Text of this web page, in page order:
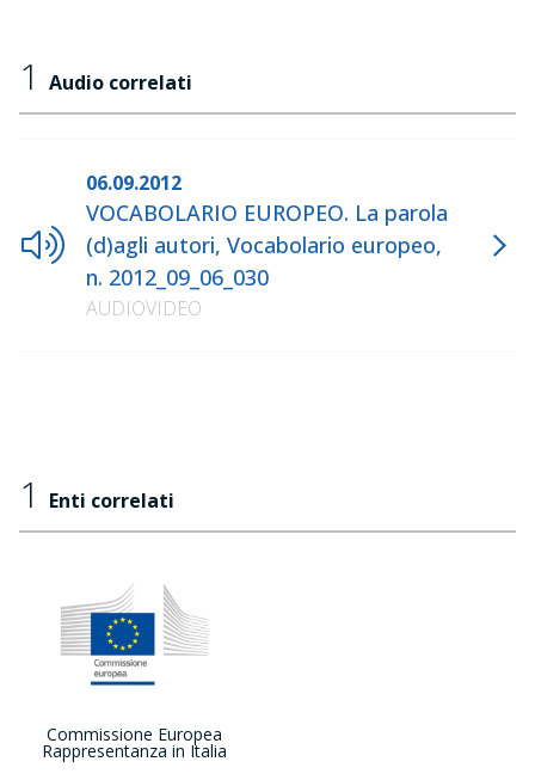
1 Audio correlati
06.09.2012
VOCABOLARIO EUROPEO. La parola
(d)agli autori, Vocabolario europeo,
n. 2012_09_06_030
AUDIOVIDEO
1 Enti correlati
Commissione Europea
Rappresentanza in Italia